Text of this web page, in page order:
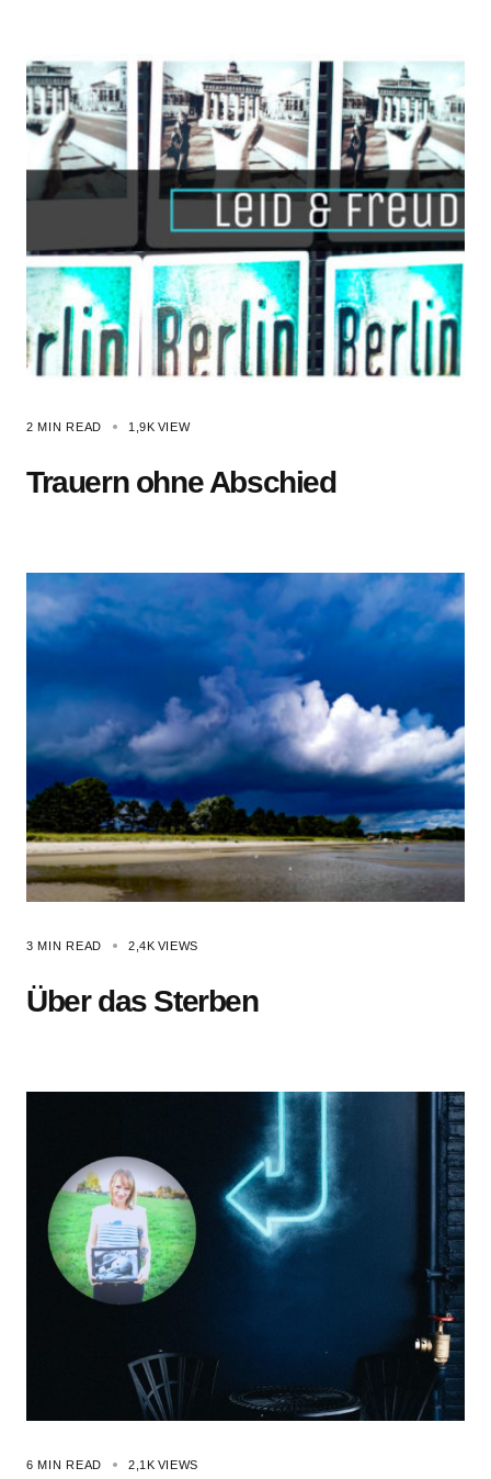
2 MIN READ 1,9K VIEW
Trauern ohne Abschied
3 MIN READ 2,4K VIEWS
Über das Sterben
6 MIN READ 2,1K VIEWS